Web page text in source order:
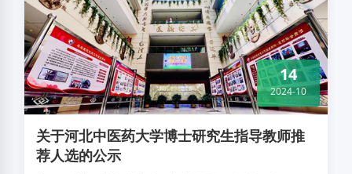
关于河北中医药大学博士研究生指导教师推
荐人选的公示
14
2024-10